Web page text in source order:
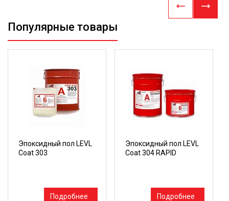
Популярные товары
Эпоксидный пол LEVL
Coat 303
Подробнее
Эпоксидный пол LEVL
Coat 304 RAPID
Подробнее